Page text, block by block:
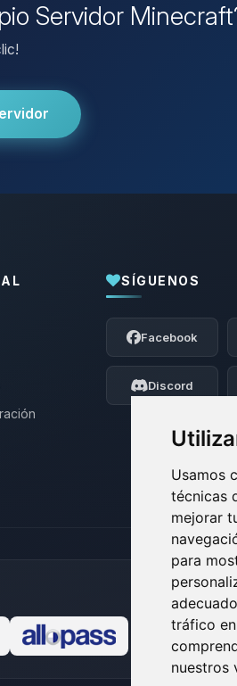
Usamos
técnicas
mejorar
para
tráfico
nuestros
Servidor
SÍGUENOS
Facebook
Discord
Yupi, por fin alguien
Soy Choupy, tu
BoxToPlay.
moveré mis
ayudarte.
07/08/2026 07:00